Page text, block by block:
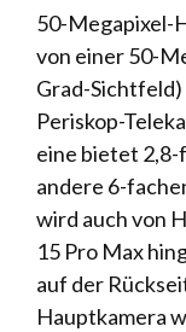
50-Megapixel-
von einer 50-
Grad-
Periskop-
eine bietet 2,8-
andere 6-
wird auch von
15 Pro Max
auf der
Hauptkamera